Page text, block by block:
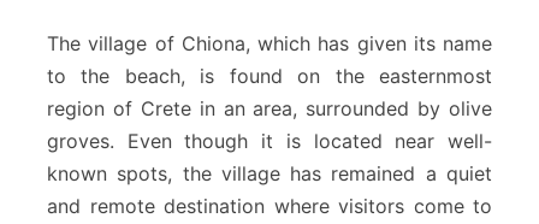
g
g
i
a
d
i
C
The village of Chiona, which has given its name
to the beach, is found on the easternmost
region of Crete in an area, surrounded by olive
groves. Even though it is located near well-
known spots, the village has remained a quiet
and remote destination where visitors come to